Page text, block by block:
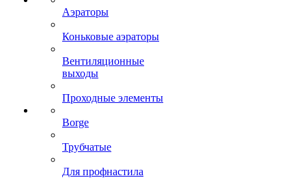
Аэраторы
Коньковые аэраторы
Вентиляционные
выходы
Проходные элементы
Borge
Трубчатые
Для профнастила